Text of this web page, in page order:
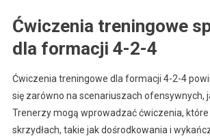
Ćwiczenia treningowe
dla formacji 4-2-4
Ćwiczenia treningowe dla formacji 4-2-4
się zarówno na scenariuszach ofensywnych,
Trenerzy mogą wprowadzać ćwiczenia,
skrzydłach, takie jak dośrodkowania i